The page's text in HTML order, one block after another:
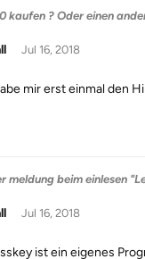
kaufen ? Oder einen
Jul 16, 2018
mir erst einmal den
meldung beim einlesen
Jul 16, 2018
ist ein eigenes